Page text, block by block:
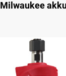
Milwaukee